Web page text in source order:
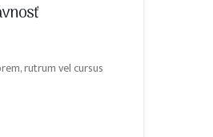
rutrum vel cursus